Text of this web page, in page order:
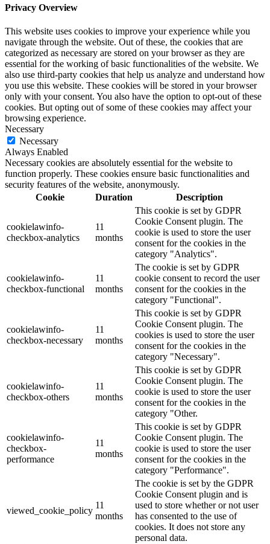
Privacy Overview
This website uses cookies to improve your experience while you
navigate through the website. Out of these, the cookies that are
categorized as necessary are stored on your browser as they are
essential for the working of basic functionalities of the website. We
also use third-party cookies that help us analyze and understand how
you use this website. These cookies will be stored in your browser
only with your consent. You also have the option to opt-out of these
cookies. But opting out of some of these cookies may affect your
browsing experience.
Necessary
Necessary
Always Enabled
Necessary cookies are absolutely essential for the website to
function properly. These cookies ensure basic functionalities and
security features of the website, anonymously.
Cookie
Duration Description
cookielawinfo-
checkbox-analytics
11
months
This cookie is set by GDPR
Cookie Consent plugin. The
cookie is used to store the user
consent for the cookies in the
category "Analytics".
cookielawinfo-
checkbox-functional
11
months
The cookie is set by GDPR
cookie consent to record the user
consent for the cookies in the
category "Functional".
cookielawinfo-
checkbox-necessary
11
months
This cookie is set by GDPR
Cookie Consent plugin. The
cookies is used to store the user
consent for the cookies in the
category "Necessary".
cookielawinfo-
checkbox-others
11
months
This cookie is set by GDPR
Cookie Consent plugin. The
cookie is used to store the user
consent for the cookies in the
category "Other.
cookielawinfo-
checkbox-
performance
11
months
This cookie is set by GDPR
Cookie Consent plugin. The
cookie is used to store the user
consent for the cookies in the
category "Performance".
viewed_cookie_policy
11
months
The cookie is set by the GDPR
Cookie Consent plugin and is
used to store whether or not user
has consented to the use of
cookies. It does not store any
personal data.